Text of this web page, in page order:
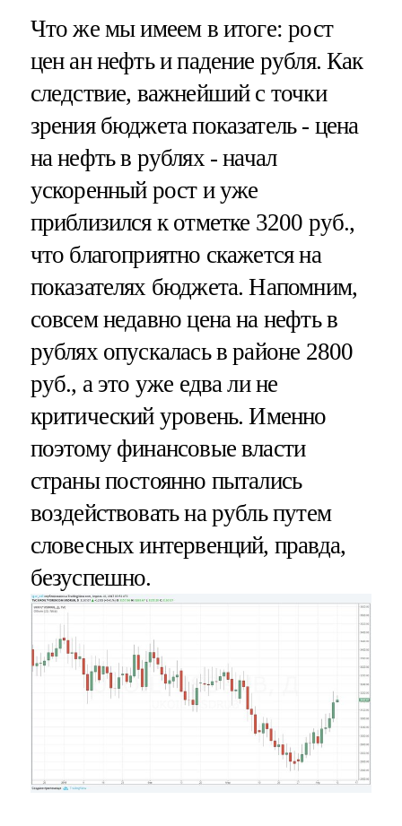
Что же мы имеем в итоге: рост
цен ан нефть и падение рубля. Как
следствие, важнейший с точки
зрения бюджета показатель - цена
на нефть в рублях - начал
ускоренный рост и уже
приблизился к отметке 3200 руб.,
что благоприятно скажется на
показателях бюджета. Напомним,
совсем недавно цена на нефть в
рублях опускалась в районе 2800
руб., а это уже едва ли не
критический уровень. Именно
поэтому финансовые власти
страны постоянно пытались
воздействовать на рубль путем
словесных интервенций, правда,
безуспешно.